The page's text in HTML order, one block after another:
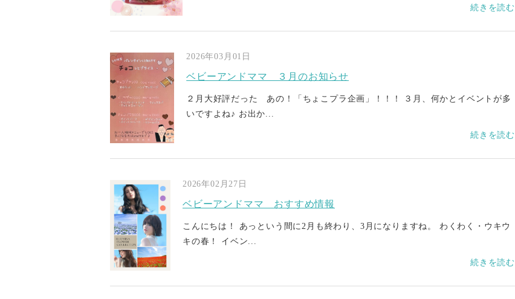
続きを読む
2026年03月01日
ベビーアンドママ ３月のお知らせ
２月大好評だった あの！「ちょこプラ企画」！！！ ３月、何かとイベントが多
いですよね♪ お出か...
続きを読む
2026年02月27日
ベビーアンドママ おすすめ情報
こんにちは！ あっという間に2月も終わり、3月になりますね。 わくわく・ウキウ
キの春！ イベン...
続きを読む